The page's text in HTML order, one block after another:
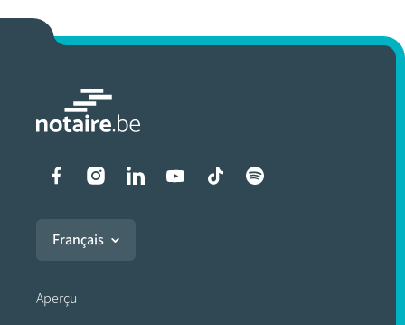
Liens vers les réseaux
Français
Aperçu